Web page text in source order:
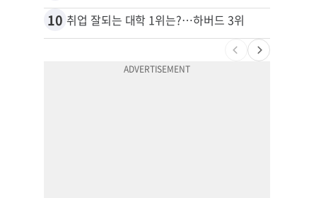
10 취업 잘되는 대학 1위는?…하버드 3위